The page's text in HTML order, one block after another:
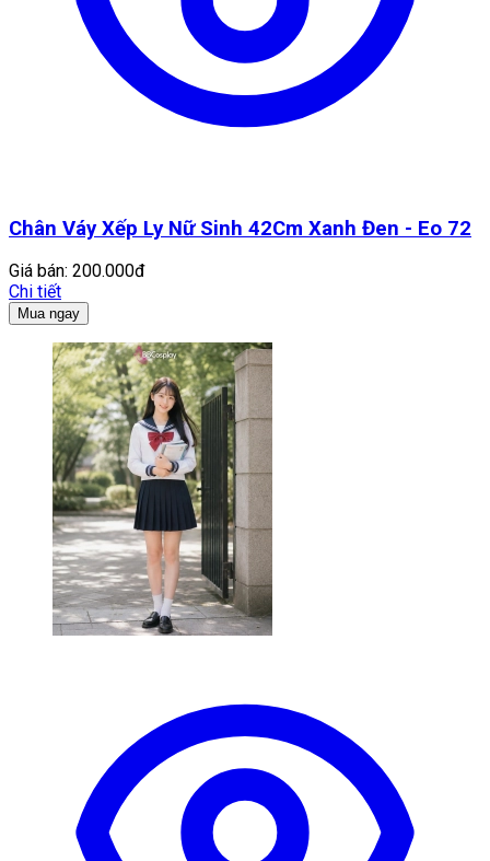
Chân Váy Xếp Ly Nữ Sinh 42Cm Xanh Đen - Eo 72
Giá bán: 200.000đ
Chi tiết
Mua ngay